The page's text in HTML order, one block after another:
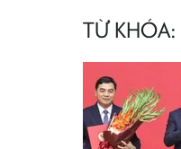
TỪ KHÓA: